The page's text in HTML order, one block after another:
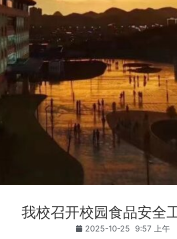
我校召开校园食品安全
2025-10-25 9:57 上午